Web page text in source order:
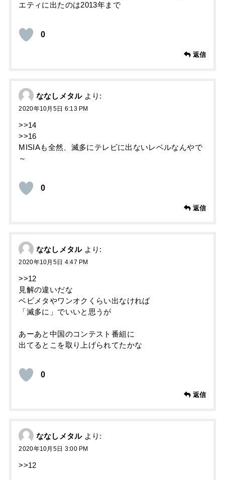
エティに出たのは2013年まで
0
返信
ななしメタル より:
2020年10月5日 6:13 PM
>>14
>>16
MISIAも全然、滅多にテレビに出ないレベルなんやで
～
0
返信
ななしメタル より:
2020年10月5日 4:47 PM
>>12
見解の違いだな
ベビメタやワンオクくらい出なければ
「滅多に」でいいと思うが
あーあと中国のコンテスト番組に
出てるとこを取り上げられてたかな
0
返信
ななしメタル より:
2020年10月5日 3:00 PM
>>12